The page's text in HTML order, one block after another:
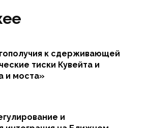
к сдерживающей
тиски Кувейта и
и моста»
и